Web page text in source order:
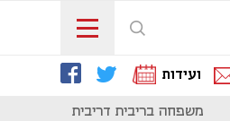
ועידות
משפחה בריבית דריבית